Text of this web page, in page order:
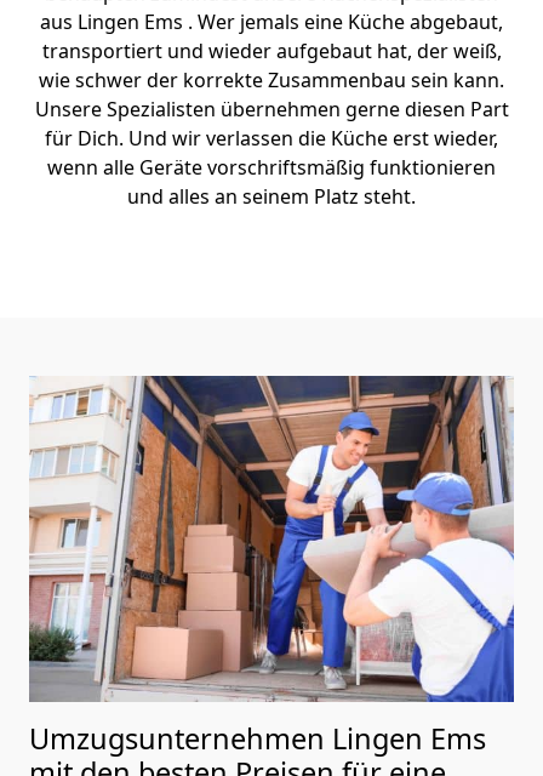
aus Lingen Ems . Wer jemals eine Küche abgebaut,
transportiert und wieder aufgebaut hat, der weiß,
wie schwer der korrekte Zusammenbau sein kann.
Unsere Spezialisten übernehmen gerne diesen Part
für Dich. Und wir verlassen die Küche erst wieder,
wenn alle Geräte vorschriftsmäßig funktionieren
und alles an seinem Platz steht.
Umzugsunternehmen Lingen Ems